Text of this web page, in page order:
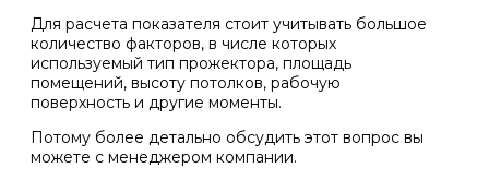
Для расчета показателя стоит учитывать большое
количество факторов, в числе которых
используемый тип прожектора, площадь
помещений, высоту потолков, рабочую
поверхность и другие моменты.
Потому более детально обсудить этот вопрос вы
можете с менеджером компании.